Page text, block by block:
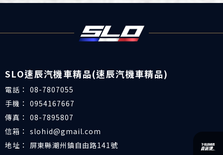
08-7807055
0954167667
08-7895807
slohid@gmail.com
屏東縣潮州鎮自由路141號